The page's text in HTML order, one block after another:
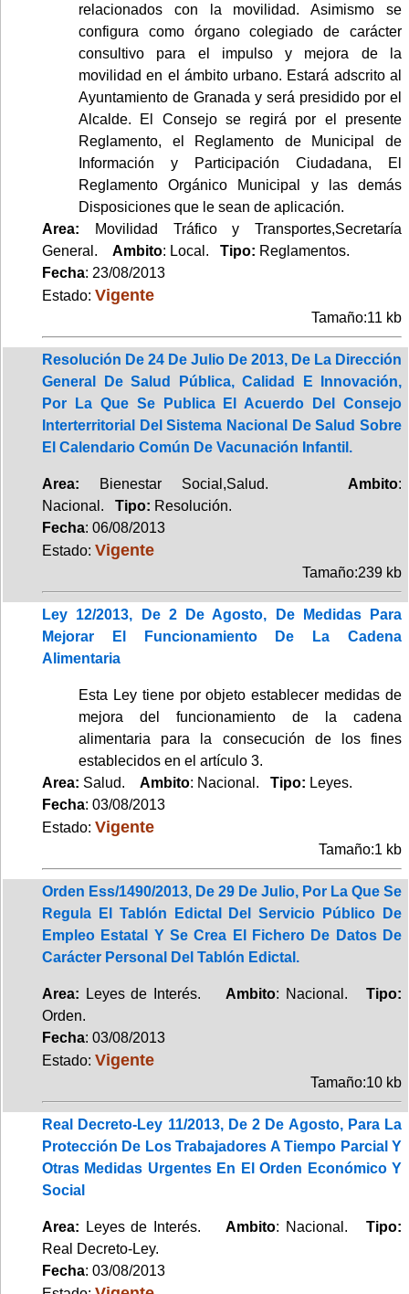
relacionados con la movilidad. Asimismo se
configura como órgano colegiado de carácter
consultivo para el impulso y mejora de la
movilidad en el ámbito urbano. Estará adscrito al
Ayuntamiento de Granada y será presidido por el
Alcalde. El Consejo se regirá por el presente
Reglamento, el Reglamento de Municipal de
Información y Participación Ciudadana, El
Reglamento Orgánico Municipal y las demás
Disposiciones que le sean de aplicación.
Area: Movilidad Tráfico y Transportes,Secretaría
General. Ambito: Local. Tipo: Reglamentos.
Fecha: 23/08/2013
Estado: Vigente
Tamaño:11 kb
Resolución De 24 De Julio De 2013, De La Dirección
General De Salud Pública, Calidad E Innovación,
Por La Que Se Publica El Acuerdo Del Consejo
Interterritorial Del Sistema Nacional De Salud Sobre
El Calendario Común De Vacunación Infantil.
Area: Bienestar Social,Salud. Ambito:
Nacional. Tipo: Resolución.
Fecha: 06/08/2013
Estado: Vigente
Tamaño:239 kb
Ley 12/2013, De 2 De Agosto, De Medidas Para
Mejorar El Funcionamiento De La Cadena
Alimentaria
Esta Ley tiene por objeto establecer medidas de
mejora del funcionamiento de la cadena
alimentaria para la consecución de los fines
establecidos en el artículo 3.
Area: Salud. Ambito: Nacional. Tipo: Leyes.
Fecha: 03/08/2013
Estado: Vigente
Tamaño:1 kb
Orden Ess/1490/2013, De 29 De Julio, Por La Que Se
Regula El Tablón Edictal Del Servicio Público De
Empleo Estatal Y Se Crea El Fichero De Datos De
Carácter Personal Del Tablón Edictal.
Area: Leyes de Interés. Ambito: Nacional.Tipo:
Orden.
Fecha: 03/08/2013
Estado: Vigente
Tamaño:10 kb
Real Decreto-Ley 11/2013, De 2 De Agosto, Para La
Protección De Los Trabajadores A Tiempo Parcial Y
Otras Medidas Urgentes En El Orden Económico Y
Social
Area: Leyes de Interés.Ambito: Nacional.Tipo:
Real Decreto-Ley.
Fecha: 03/08/2013